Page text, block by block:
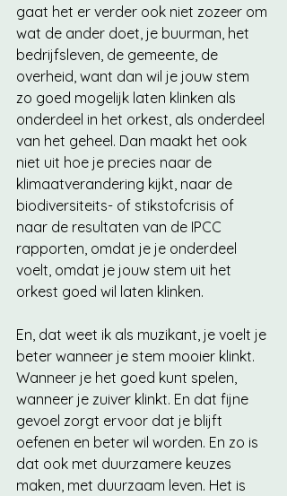
gaat het er verder ook niet zozeer om
wat de ander doet, je buurman, het
bedrijfsleven, de gemeente, de
overheid, want dan wil je jouw stem
zo goed mogelijk laten klinken als
onderdeel in het orkest, als onderdeel
van het geheel. Dan maakt het ook
niet uit hoe je precies naar de
klimaatverandering kijkt, naar de
biodiversiteits- of stikstofcrisis of
naar de resultaten van de IPCC
rapporten, omdat je je onderdeel
voelt, omdat je jouw stem uit het
orkest goed wil laten klinken.
En, dat weet ik als muzikant, je voelt je
beter wanneer je stem mooier klinkt.
Wanneer je het goed kunt spelen,
wanneer je zuiver klinkt. En dat fijne
gevoel zorgt ervoor dat je blijft
oefenen en beter wil worden. En zo is
dat ook met duurzamere keuzes
maken, met duurzaam leven. Het is